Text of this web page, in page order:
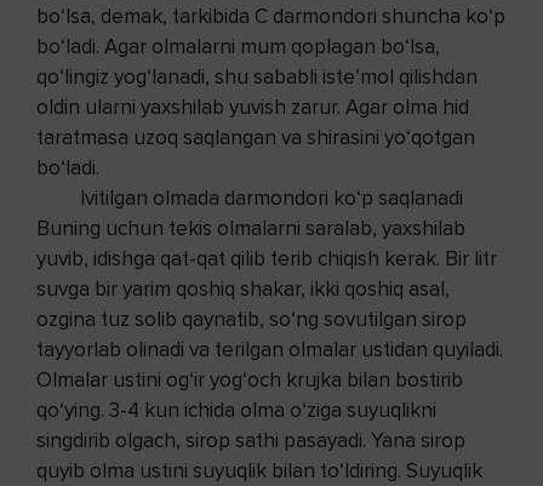
bo‘lsa, demak, tarkibida C darmondori shuncha ko‘p
bo‘ladi. Agar olmalarni mum qoplagan bo‘lsa,
qo‘lingiz yog‘lanadi, shu sababli iste’mol qilishdan
oldin ularni yaxshilab yuvish zarur. Agar olma hid
taratmasa uzoq saqlangan va shirasini yo‘qotgan
bo‘ladi.
Ivitilgan olmada darmondori ko‘p saqlanadi
Buning uchun tekis olmalarni saralab, yaxshilab
yuvib, idishga qat-qat qilib terib chiqish kerak. Bir litr
suvga bir yarim qoshiq shakar, ikki qoshiq asal,
ozgina tuz solib qaynatib, so‘ng sovutilgan sirop
tayyorlab olinadi va terilgan olmalar ustidan quyiladi.
Olmalar ustini og‘ir yog‘och krujka bilan bostirib
qo‘ying. 3-4 kun ichida olma o‘ziga suyuqlikni
singdirib olgach, sirop sathi pasayadi. Yana sirop
quyib olma ustini suyuqlik bilan to‘ldiring. Suyuqlik